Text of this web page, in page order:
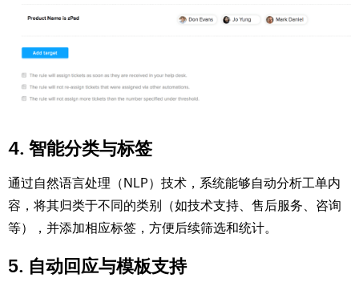
4. 智能分类与标签
通过自然语言处理（NLP）技术，系统能够自动分析工单内
容，将其归类于不同的类别（如技术支持、售后服务、咨询
等），并添加相应标签，方便后续筛选和统计。
5. 自动回应与模板支持